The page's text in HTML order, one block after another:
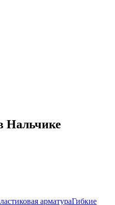
Нальчике
арматураГибкие